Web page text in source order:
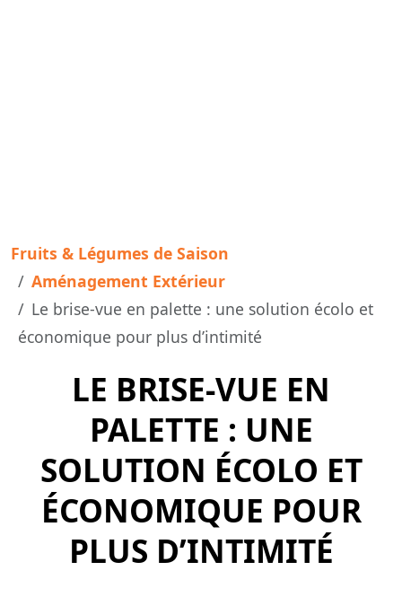
Fruits & Légumes de Saison
Aménagement Extérieur
Le brise-vue en palette : une solution écolo et
économique pour plus d’intimité
LE BRISE-VUE EN
PALETTE : UNE
SOLUTION ÉCOLO ET
ÉCONOMIQUE POUR
PLUS D’INTIMITÉ